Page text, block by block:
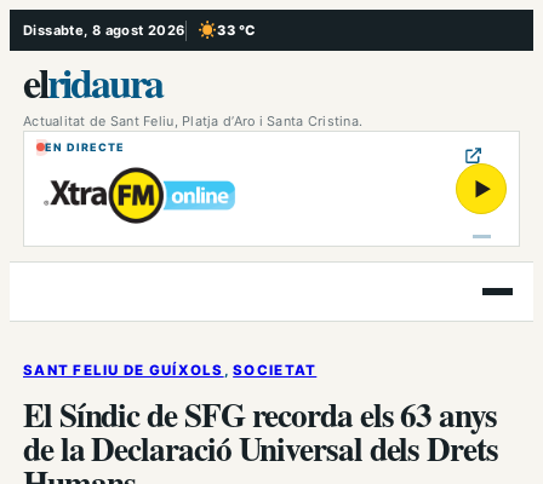
Vés
al
contingut
Dissabte, 8 agost 2026 33 °C
, Cel serè
elridaura
Actualitat de Sant Feliu, Platja d’Aro i Santa Cristina.
EN DIRECTE
▶
Obre
el
SANT FELIU DE GUÍXOLS , SOCIETAT
El Síndic de SFG recorda els 63 anys
de la Declaració Universal dels Drets